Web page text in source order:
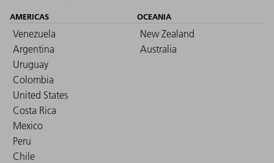
AMERICAS
Venezuela
Argentina
Uruguay
Colombia
United States
Costa Rica
Mexico
Peru
Chile
OCEANIA
New Zealand
Australia